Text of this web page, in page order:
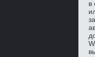
в